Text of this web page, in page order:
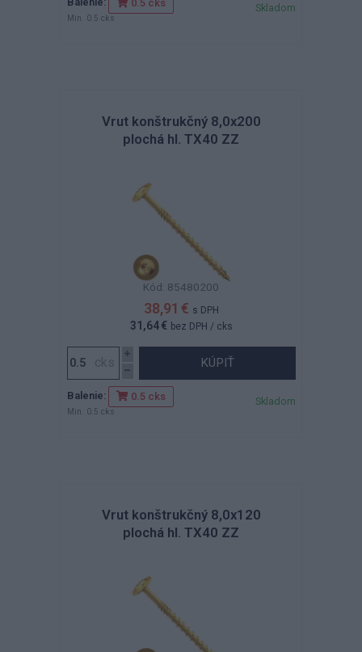
0.5 cks
Min. 0.5 cks
Skladom
Vrut konštrukčný 8,0x200
plochá hl. TX40 ZZ
Kód: 85480200
38,91 € s DPH
31,64 € bez DPH / cks
KÚPIŤ
Balenie: 0.5 cks
Min. 0.5 cks
Skladom
Vrut konštrukčný 8,0x120
plochá hl. TX40 ZZ